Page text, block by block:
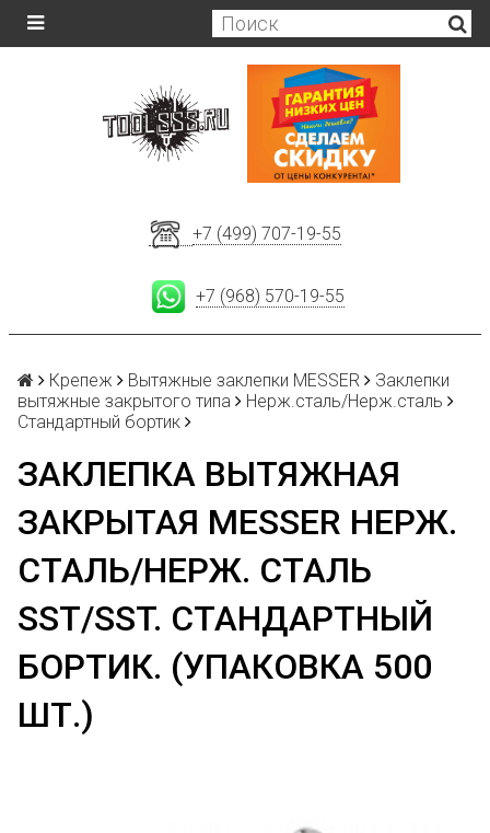
+7 (499) 707-19-55
+7 (968) 570-19-55
Крепеж Вытяжные заклепки MESSER
Заклепки
вытяжные закрытого типа
Нерж.сталь/Нерж.сталь
Стандартный бортик
ЗАКЛЕПКА ВЫТЯЖНАЯ
ЗАКРЫТАЯ MESSER НЕРЖ.
СТАЛЬ/НЕРЖ. СТАЛЬ
SST/SST. СТАНДАРТНЫЙ
БОРТИК. (УПАКОВКА 500
ШТ.)